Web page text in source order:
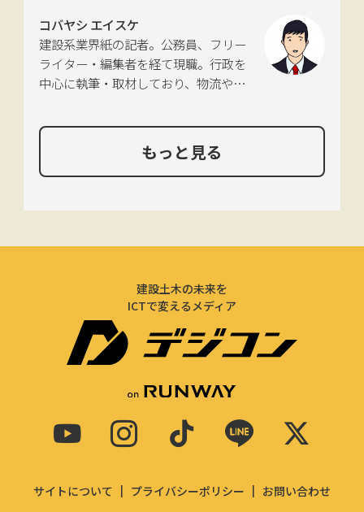
を手掛ける。現在は特に建築や不動
産、さらにはDX分野を探究中。
コバヤシ エイスケ
建設系業界紙の記者。公務員、フリー
ライター・編集者を経て現職。行政を
中心に執筆・取材しており、物流や環
もっと見る
建設土木の未来を
ICTで変えるメディア
サイトについて プライバシーポリシー お問い合わせ